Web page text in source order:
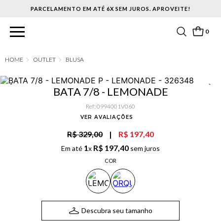
PARCELAMENTO EM ATÉ 6X SEM JUROS. APROVEITE!
0
OUTLET BLUSA
BATA 7/8 - LEMONADE
Ref: 0994001V060
VER AVALIAÇÕES
R$ 329,00 | R$ 197,40
Em até 1x R$ 197,40 sem juros
COR
Descubra seu tamanho